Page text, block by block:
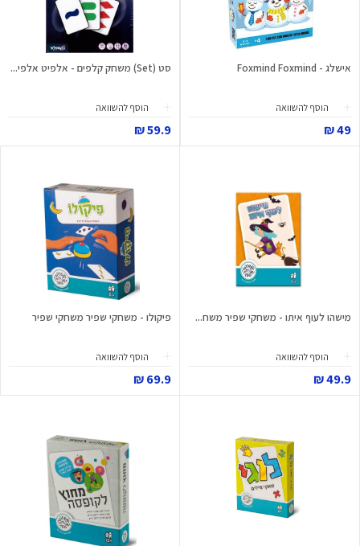
אישלג - Foxmind Foxmind
הוסף להשוואה
49 ₪
סט (Set) משחק קלפים - אלפיט אלפי...
הוסף להשוואה
59.9 ₪
מישהו לעוף איתו - משחקי שפיר משח...
הוסף להשוואה
49.9 ₪
פיקולו - משחקי שפיר משחקי שפיר
הוסף להשוואה
69.9 ₪